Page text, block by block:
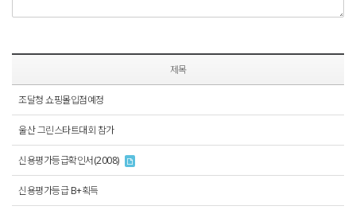
제목
조달청 쇼핑몰입점예정
울산 그린스타트대회 참가
신용평가등급확인서(2008)
신용평가등급 B+획득